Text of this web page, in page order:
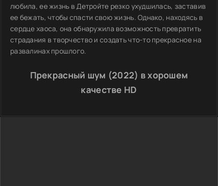
любила, ее жизнь в Детройте резко ухудшилась, заставив
ее бежать, чтобы спасти свою жизнь. Однако, находясь в
сердце хаоса, она обнаружила возможность превратить
страдания в творчество и создать что-то прекрасное на
развалинах прошлого.
Прекрасный шум (2022) в хорошем
качестве HD